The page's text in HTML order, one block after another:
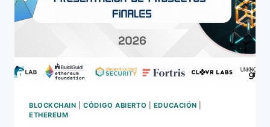
BLOCKCHAIN |CÓDIGO ABIERTO EDUCACIÓN
ETHEREUM